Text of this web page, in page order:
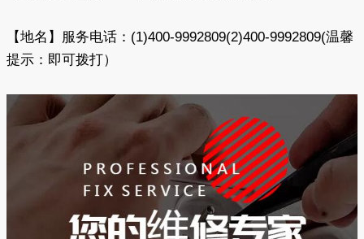
【地名】服务电话：(1)400-9992809(2)400-9992809(温馨
提示：即可拨打）